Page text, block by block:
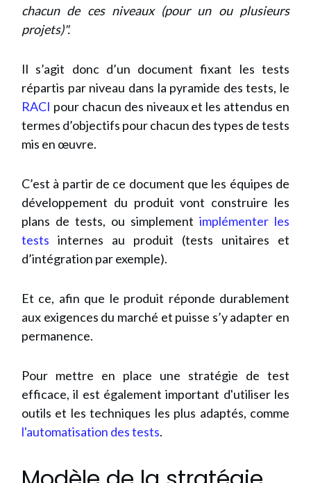
chacun de ces niveaux (pour un ou plusieurs
projets)".
Il s’agit donc d’un document fixant les tests
répartis par niveau dans la pyramide des tests, le
RACI pour chacun des niveaux et les attendus en
termes d’objectifs pour chacun des types de tests
mis en œuvre.
C’est à partir de ce document que les équipes de
développement du produit vont construire les
plans de tests, ou simplement implémenter les
tests internes au produit (tests unitaires et
d’intégration par exemple).
Et ce, afin que le produit réponde durablement
aux exigences du marché et puisse s’y adapter en
permanence.
Pour mettre en place une stratégie de test
efficace, il est également important d'utiliser les
outils et les techniques les plus adaptés, comme
l'automatisation des tests.